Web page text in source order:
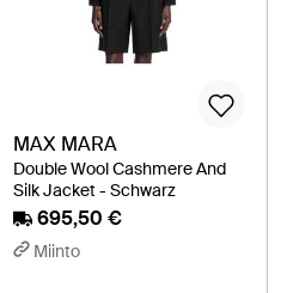
MAX MARA
Double Wool Cashmere And
Silk Jacket - Schwarz
695,50 €
Miinto